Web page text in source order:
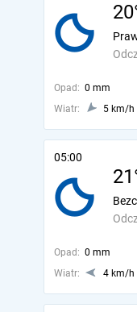
Opad: 0 mm
Wiatr:
5 km/h
05:00
Opad: 0 mm
Wiatr:
4 km/h